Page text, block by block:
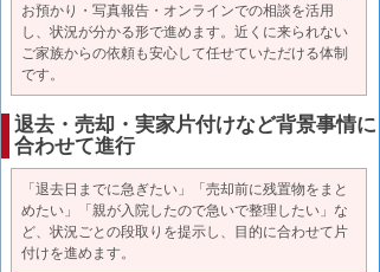
お預かり・写真報告・オンラインでの相談を活用
し、状況が分かる形で進めます。近くに来られない
ご家族からの依頼も安心して任せていただける体制
です。
退去・売却・実家片付けなど背景事情に
合わせて進行
「退去日までに急ぎたい」「売却前に残置物をまと
めたい」「親が入院したので急いで整理したい」な
ど、状況ごとの段取りを提示し、目的に合わせて片
付けを進めます。